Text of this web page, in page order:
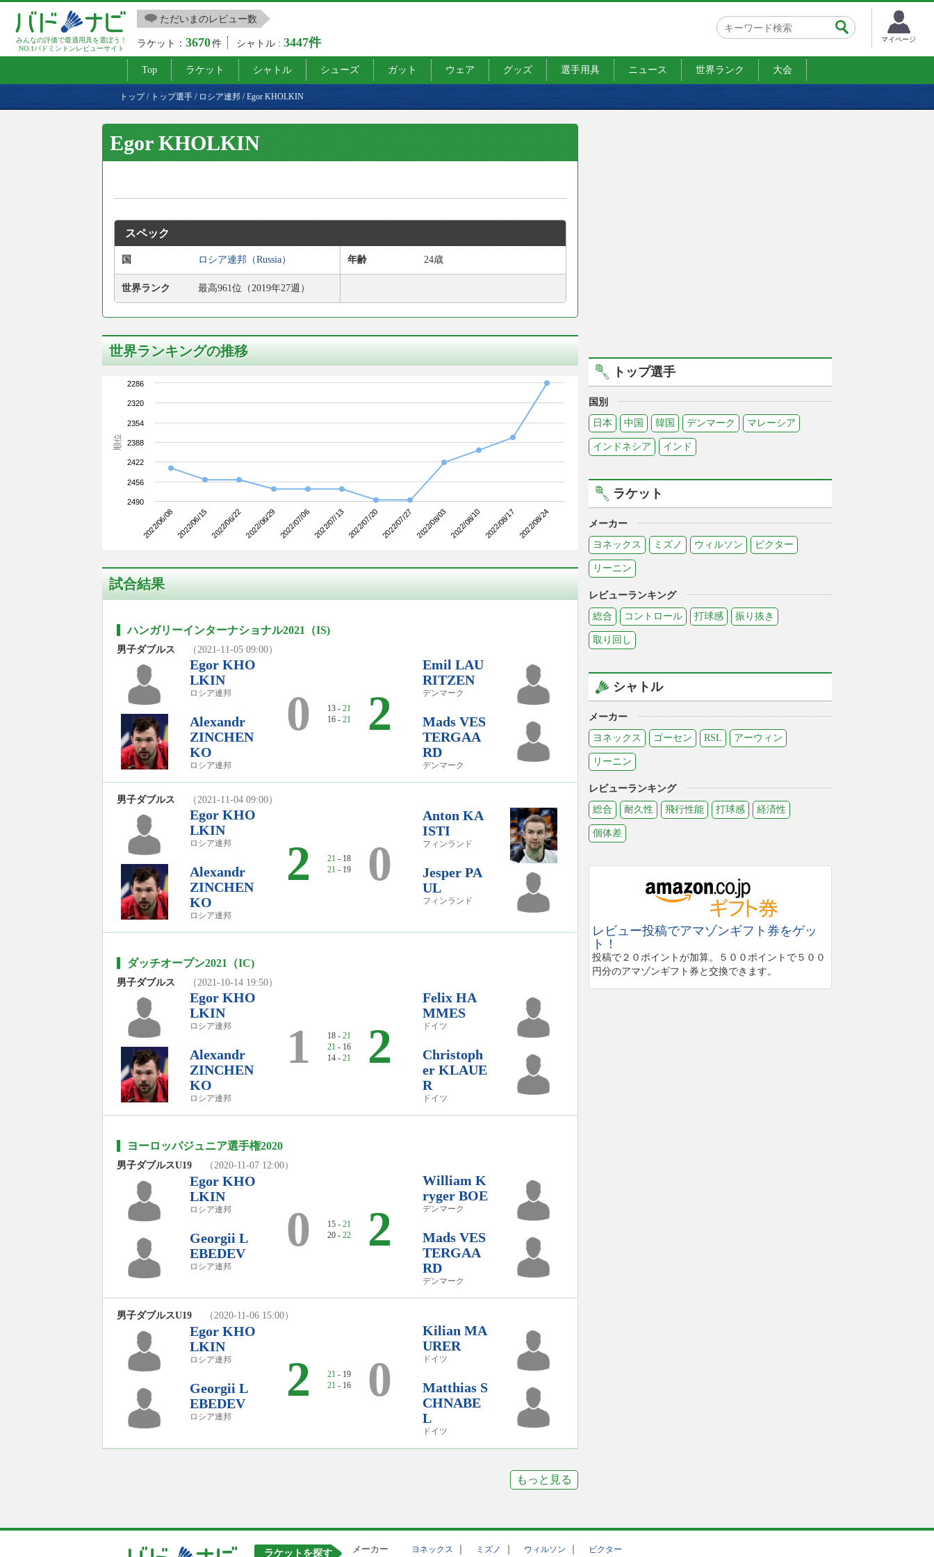
みんなの評価で最適用具を選ぼう！
NO.1バドミントンレビューサイト
ただいまのレビュー数
ラケット：3670件 シャトル :3447件 マイページ
Top ラケット シャトル シューズ ガット ウェア グッズ 選手用具 ニュース 世界ランク 大会
トップ/ トップ選手 / ロシア連邦 /Egor KHOLKIN
Egor KHOLKIN
スペック
国 ロシア連邦（Russia） 年齢 24歳
世界ランク 最高961位（2019年27週）
世界ランキングの推移
順位
2022/06/08 2022/06/15 2022/06/22 2022/06/29 2022/07/06 2022/07/13 2022/07/20 2022/07/27 2022/08/03 2022/08/10 2022/08/17 2022/08/24
2286
2320
2354
2388
2422
2456
2490
試合結果
ハンガリーインターナショナル2021（IS)
男子ダブルス （2021-11-05 09:00）
Egor KHO
LKIN
ロシア連邦
Alexandr
ZINCHEN
KO
ロシア連邦
0 13 - 21
16 - 21 2
Emil LAU
RITZEN
デンマーク
Mads VES
TERGAA
RD
デンマーク
男子ダブルス （2021-11-04 09:00）
Egor KHO
LKIN
ロシア連邦
Alexandr
ZINCHEN
KO
ロシア連邦
2 21 - 18
21 - 19 0
Anton KA
ISTI
フィンランド
Jesper PA
UL
フィンランド
ダッチオープン2021（IC)
男子ダブルス （2021-10-14 19:50）
Egor KHO
LKIN
ロシア連邦
Alexandr
ZINCHEN
KO
ロシア連邦
1 18 - 21
21 - 16
14 - 21 2
Felix HA
MMES
ドイツ
Christoph
er KLAUE
R
ドイツ
ヨーロッパジュニア選手権2020
男子ダブルスU19 （2020-11-07 12:00）
Egor KHO
LKIN
ロシア連邦
Georgii L
EBEDEV
ロシア連邦
0 15 - 21
20 - 22 2
William K
ryger BOE
デンマーク
Mads VES
TERGAA
RD
デンマーク
男子ダブルスU19 （2020-11-06 15:00）
Egor KHO
LKIN
ロシア連邦
Georgii L
EBEDEV
ロシア連邦
2 21 - 19
21 - 16 0
Kilian MA
URER
ドイツ
Matthias S
CHNABE
L
ドイツ
もっと見る
トップ選手
国別
日本
中国 韓国 デンマーク マレーシア
インドネシア インド
ラケット
メーカー
ヨネックス
ミズノ ウィルソン ビクター
リーニン
レビューランキング
総合
コントロール 打球感 振り抜き
取り回し
シャトル
メーカー
ヨネックス
ゴーセン RSL アーウィン
リーニン
レビューランキング
総合
耐久性 飛行性能 打球感 経済性
個体差
レビュー投稿でアマゾンギフト券をゲッ
ト！
投稿で２０ポイントが加算。５００ポイントで５００
円分のアマゾンギフト券と交換できます。
ラケットを探す メーカー ヨネックス ｜ ミズノ ｜ ウィルソン ｜ ビクター